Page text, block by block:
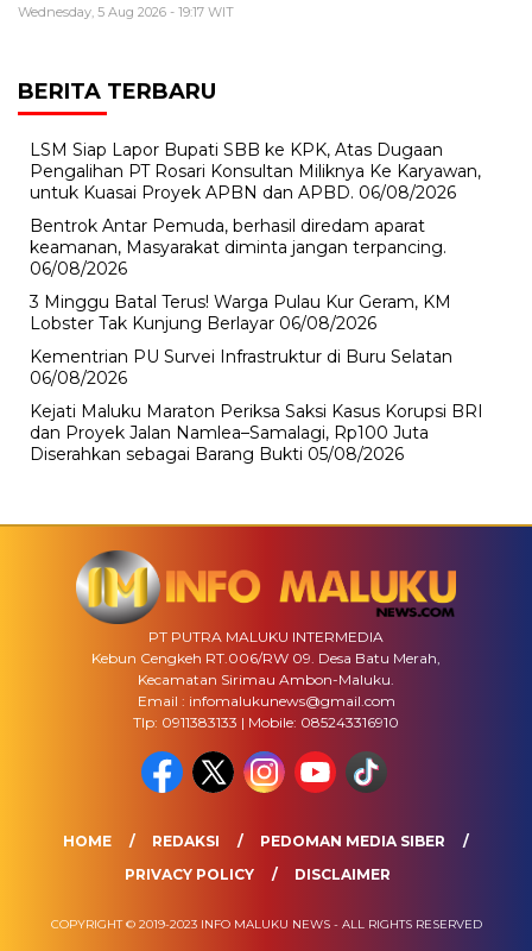
Wednesday, 5 Aug 2026 - 19:17 WIT
BERITA TERBARU
LSM Siap Lapor Bupati SBB ke KPK, Atas Dugaan
Pengalihan PT Rosari Konsultan Miliknya Ke Karyawan,
untuk Kuasai Proyek APBN dan APBD. 06/08/2026
Bentrok Antar Pemuda, berhasil diredam aparat
keamanan, Masyarakat diminta jangan terpancing.
06/08/2026
3 Minggu Batal Terus! Warga Pulau Kur Geram, KM
Lobster Tak Kunjung Berlayar 06/08/2026
Kementrian PU Survei Infrastruktur di Buru Selatan
06/08/2026
Kejati Maluku Maraton Periksa Saksi Kasus Korupsi BRI
dan Proyek Jalan Namlea–Samalagi, Rp100 Juta
Diserahkan sebagai Barang Bukti 05/08/2026
PT PUTRA MALUKU INTERMEDIA
Kebun Cengkeh RT.006/RW 09. Desa Batu Merah,
Kecamatan Sirimau Ambon-Maluku.
Email : infomalukunews@gmail.com
Tlp: 0911383133 | Mobile: 085243316910
HOME REDAKSI
PEDOMAN MEDIA SIBER
PRIVACY POLICY
DISCLAIMER
COPYRIGHT © 2019-2023 INFO MALUKU NEWS - ALL RIGHTS RESERVED